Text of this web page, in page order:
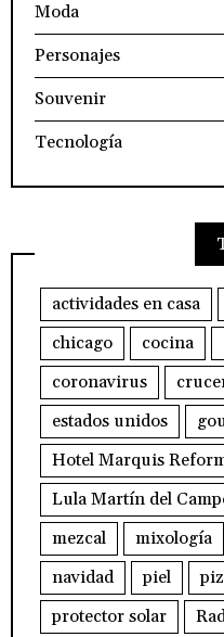
Moda
Personajes
Souvenir
Tecnología
actividades en casa
chicago
cocina
coronavirus
estados unidos
Hotel Marquis
Lula Martín del
mezcal
mixología
navidad
piel
protector solar